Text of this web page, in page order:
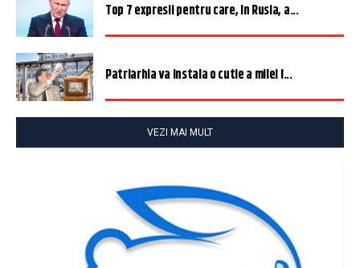
Top 7 expresii pentru care, în Rusia, a...
Patriarhia va instala o cutie a milei î...
VEZI MAI MULT